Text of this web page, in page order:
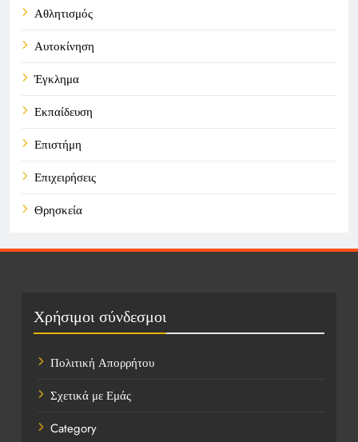
Αθλητισμός
Αυτοκίνηση
Έγκλημα
Εκπαίδευση
Επιστήμη
Επιχειρήσεις
Θρησκεία
Πολιτική
Τοποθεσίες
Χρήσιμοι σύνδεσμοι
Πολιτική Απορρήτου
Σχετικά με Εμάς
Category